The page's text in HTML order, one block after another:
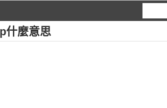
什麼意思